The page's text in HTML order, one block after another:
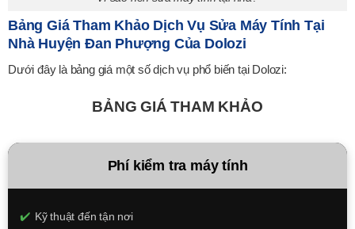
Bảng Giá Tham Khảo Dịch Vụ Sửa Máy Tính Tại
Nhà Huyện Đan Phượng Của Dolozi
Dưới đây là bảng giá một số dịch vụ phổ biến tại Dolozi:
BẢNG GIÁ THAM KHẢO
Phí kiểm tra máy tính
Kỹ thuật đến tận nơi